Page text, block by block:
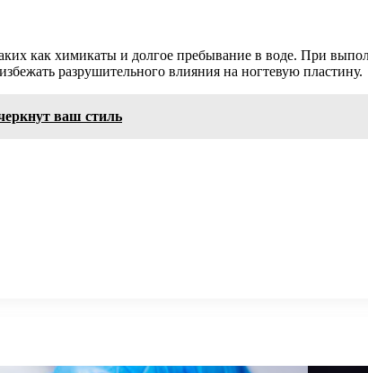
как химикаты и долгое пребывание в воде. При
разрушительного влияния на ногтевую пластину.
ваш стиль